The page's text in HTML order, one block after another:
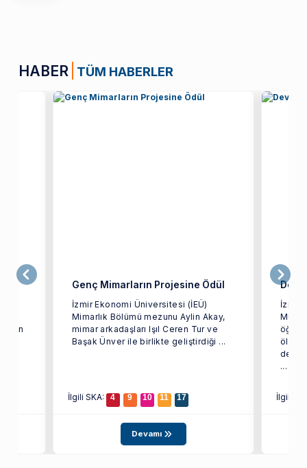
HABER TÜM HABERLER
olan
Genç Mimarların Projesine Ödül
İzmir Ekonomi Üniversitesi (İEÜ)
Mimarlık Bölümü mezunu Aylin Akay,
mimar arkadaşları Işıl Ceren Tur ve
Başak Ünver ile birlikte geliştirdiği ...
İlgili SKA: 4 9 10 11 17
Devamı
Dev
İzmir
...
İlgili